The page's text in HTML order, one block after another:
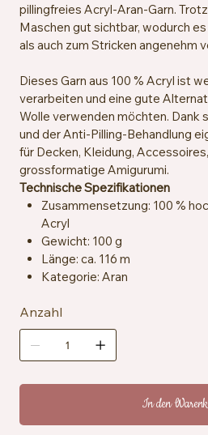
pillingfreies Acryl-Aran-Garn.
Maschen gut sichtbar, wodurch
als auch zum Stricken angenehm
Dieses Garn aus 100 % Acryl ist
verarbeiten und eine gute
Wolle verwenden möchten. Dank
und der Anti-Pilling-Behandlung
für Decken, Kleidung,
grossformatige Amigurumi.
Technische Spezifikationen
Zusammensetzung: 100 %
Acryl
Gewicht: 100 g
Länge: ca. 116 m
Kategorie: Aran
Maschenprobe: ca. 13
cm
Besondere Merkmale: Anti-
veganfreundlich
Pflegehinweise:
trocknergeeignet bei
Anzahl
In den